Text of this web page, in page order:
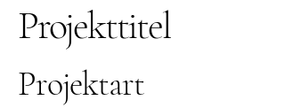
Projekttitel
Projektart